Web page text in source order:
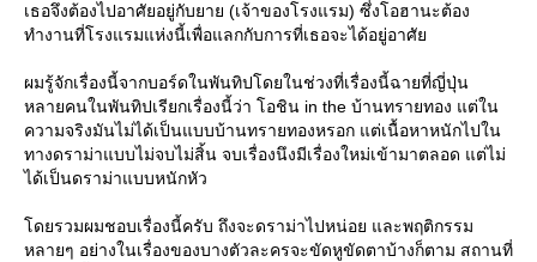
เธอจึงต้องไปอาศัยอยู่กับยาย (เจ้าของโรงแรม) ซึ่งโอฮานะต้อง
ทำงานที่โรงแรมแห่งนี้เพื่อแลกกับการที่เธอจะได้อยู่อาศั
ผมรู้จักเรื่องนี้จากบอร์ดในพันทิปโดยในช่วงที่เรื่องนี้ฉายที่ญี่ปุ่น
หลายคนในพันทิปเรียกเรื่องนี้ว่า โอชิน in the บ้านทรายทอง แต่ใน
ความจริงมันไม่ได้เป็นแบบบ้านทรายทองหรอก แต่เนื้อหาหนักไปใน
ทางดราม่าแบบไม่จบไม่สิ้น จบเรื่องนึงมีเรื่องใหม่เข้ามาตลอด แต่ไม่
ได้เป็นดราม่าแบบหนักหัว
ดยรวมผมชอบเรื่องนี้ครับ ถึงจะดราม่าไปหน่อย และพฤติกรรม
หลายๆ อย่างในเรื่องของบางตัวละครจะขัดหูขัดตาบ้างก็ตาม สถานที่